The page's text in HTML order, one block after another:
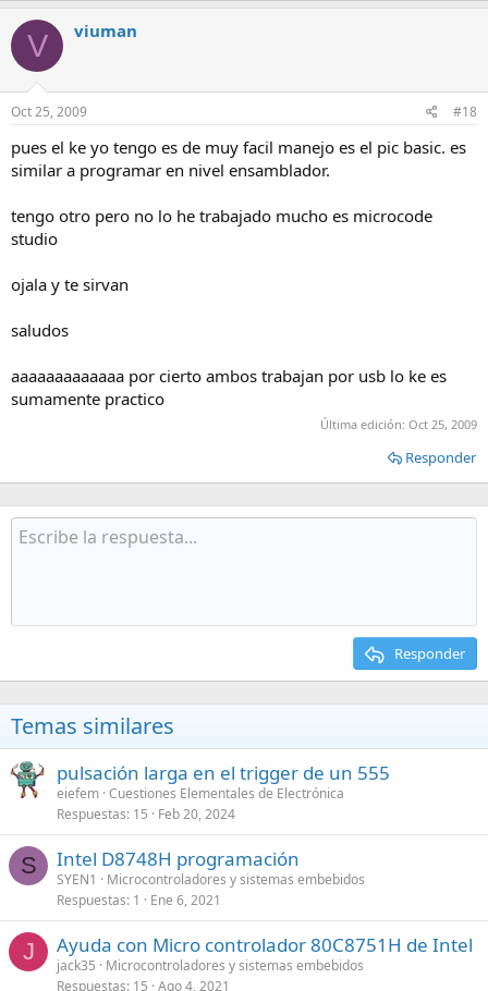
V viuman
Oct 25, 2009 #18
pues el ke yo tengo es de muy facil manejo es el pic basic. es
similar a programar en nivel ensamblador.
tengo otro pero no lo he trabajado mucho es microcode
studio
ojala y te sirvan
saludos
aaaaaaaaaaaaa por cierto ambos trabajan por usb lo ke es
sumamente practico
Última edición: Oct 25, 2009
Responder
Responder
Temas similares
pulsación larga en el trigger de un 555
eiefem Cuestiones Elementales de Electrónica
Respuestas 15 Feb 20, 2024
S Intel D8748H programación
SYEN1
Microcontroladores y sistemas embebidos
Respuestas 1 Ene 6, 2021
J Ayuda con Micro controlador 80C8751H de Intel
jack35
Microcontroladores y sistemas embebidos
Respuestas 15 Ago 4, 2021